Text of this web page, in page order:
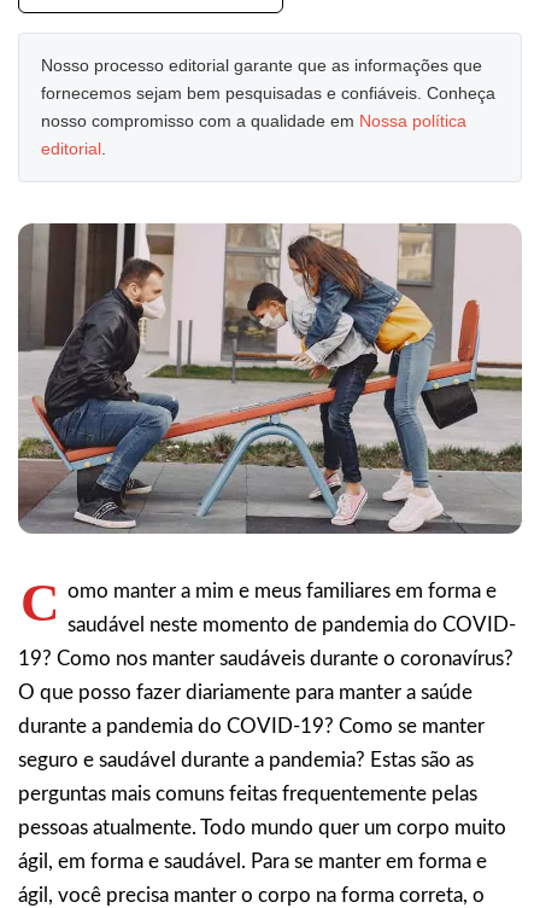
Nosso processo editorial garante que as informações que
fornecemos sejam bem pesquisadas e confiáveis. Conheça
nosso compromisso com a qualidade em Nossa política
editorial
C omo manter a mim e meus familiares em forma e
saudável neste momento de pandemia do COVID-
19? Como nos manter saudáveis durante o coronavírus?
O que posso fazer diariamente para manter a saúde
durante a pandemia do COVID-19? Como se manter
seguro e saudável durante a pandemia? Estas são as
perguntas mais comuns feitas frequentemente pelas
pessoas atualmente. Todo mundo quer um corpo muito
ágil, em forma e saudável. Para se manter em forma e
ágil, você precisa manter o corpo na forma correta, o